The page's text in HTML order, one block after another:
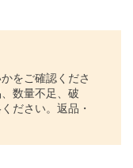
をご確認くださ
数量不足、破
ださい。返品・